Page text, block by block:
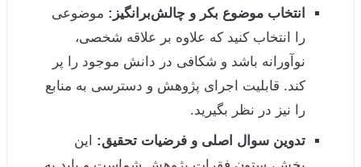
انتخاب موضوع بکر و چالش‌برانگیز: موضوعی
را انتخاب کنید که علاوه بر علاقه شخصی،
نوآورانه باشد و شکافی در دانش موجود را پر
کند. قابلیت اجرای پژوهش و دسترسی به منابع
را نیز در نظر بگیرید.
تدوین سوال اصلی و فرضیات تحقیق: این